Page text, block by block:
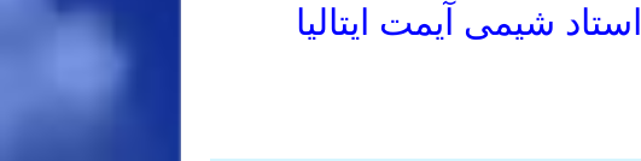
شیمی آیمت ایتالیا